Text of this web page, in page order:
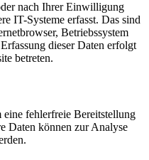
nach Ihrer Einwilligung
IT-Systeme erfasst. Das sind
Betriebssystem
dieser Daten erfolgt
betreten.
fehlerfreie Bereitstellung
Daten können zur Analyse